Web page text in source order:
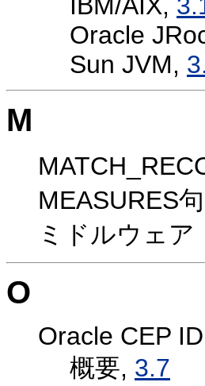
Oracle
Sun JVM,
M
MEASURES
ミドルウェア
O
Oracle CEP
概要, 3.7